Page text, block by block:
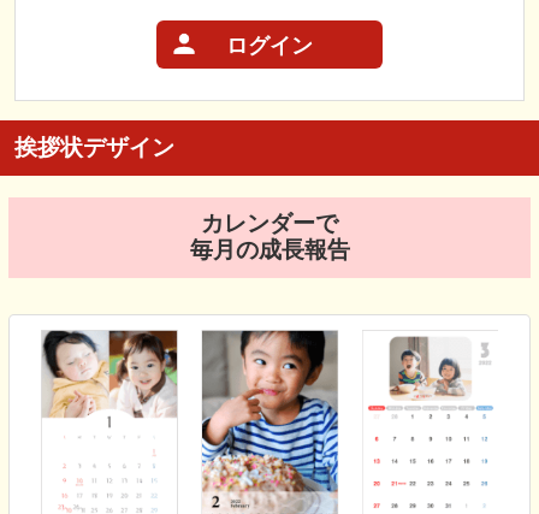
ログイン
挨拶状デザイン
カレンダーで
毎月の成長報告